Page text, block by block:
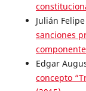
Julián
sanciones
Edgar
concepto